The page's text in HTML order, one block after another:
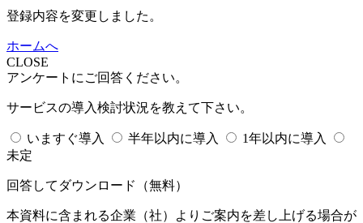
登録内容を変更しました。
ホームへ
CLOSE
アンケートにご回答ください。
サービスの導入検討状況を教えて下さい。
いますぐ導入 半年以内に導入
1年以内に導入
未定
回答してダウンロード （無料）
本資料に含まれる企業（社）よりご案内を差し上げる場合が